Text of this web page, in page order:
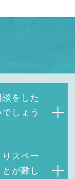
をした
しょう
スペー
が難し